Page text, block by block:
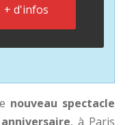
+ d'infos
nouveau spectacle
, à Paris